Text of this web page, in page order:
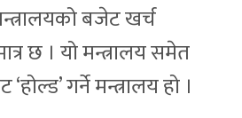
बजेट खर्च
छ । यो मन्त्रालय समेत
गर्ने मन्त्रालय हो ।